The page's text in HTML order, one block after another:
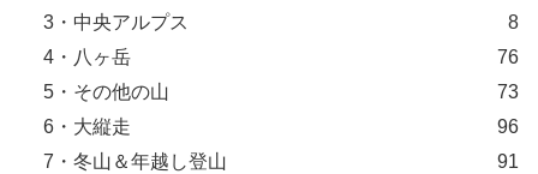
3・中央アルプス
8
4・八ヶ岳
76
5・その他の山
73
6・大縦走
96
7・冬山＆年越し登山
91